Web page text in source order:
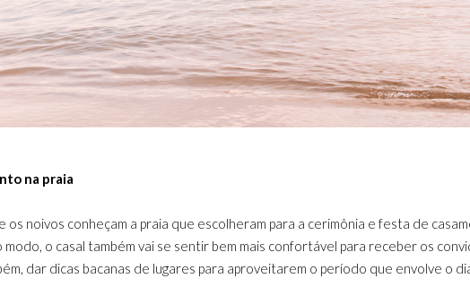
na praia
os noivos conheçam a praia que escolheram para a cerimônia e festa de
modo, o casal também vai se sentir bem mais confortável para receber os
dar dicas bacanas de lugares para aproveitarem o período que envolve o